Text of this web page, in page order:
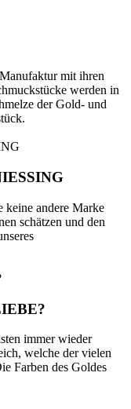
mit ihren
werden in
der Gold- und
keine andere Marke
schätzen und den
immer wieder
welche der vielen
Farben des Goldes